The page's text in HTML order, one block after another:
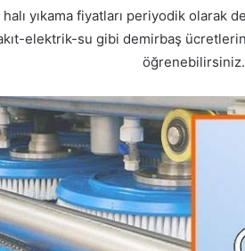
yıkama fiyatları periyodik olarak
elektrik-su gibi demirbaş
öğrenebilirsiniz.